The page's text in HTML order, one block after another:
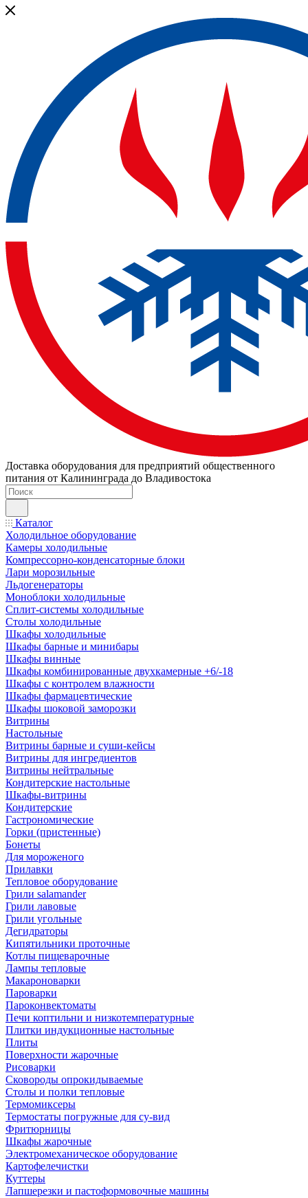
Доставка оборудования для предприятий общественного
питания от Калининграда до Владивостока
Каталог
Холодильное оборудование
Камеры холодильные
Компрессорно-конденсаторные блоки
Лари морозильные
Льдогенераторы
Моноблоки холодильные
Сплит-системы холодильные
Столы холодильные
Шкафы холодильные
Шкафы барные и минибары
Шкафы винные
Шкафы комбинированные двухкамерные +6/-18
Шкафы с контролем влажности
Шкафы фармацевтические
Шкафы шоковой заморозки
Витрины
Настольные
Витрины барные и суши-кейсы
Витрины для ингредиентов
Витрины нейтральные
Кондитерские настольные
Шкафы-витрины
Кондитерские
Гастрономические
Горки (пристенные)
Бонеты
Для мороженого
Прилавки
Тепловое оборудование
Грили salamander
Грили лавовые
Грили угольные
Дегидраторы
Кипятильники проточные
Котлы пищеварочные
Лампы тепловые
Макароноварки
Пароварки
Пароконвектоматы
Печи коптильни и низкотемпературные
Плитки индукционные настольные
Плиты
Поверхности жарочные
Рисоварки
Сковороды опрокидываемые
Столы и полки тепловые
Термомиксеры
Термостаты погружные для су-вид
Фритюрницы
Шкафы жарочные
Электромеханическое оборудование
Картофелечистки
Куттеры
Лапшерезки и пастоформовочные машины